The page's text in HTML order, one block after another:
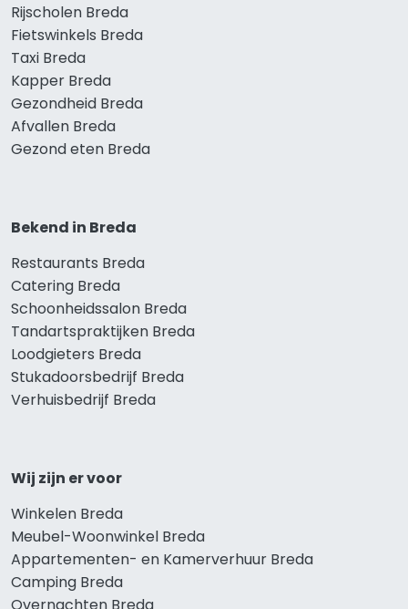
Rijscholen Breda
Fietswinkels Breda
Taxi Breda
Kapper Breda
Gezondheid Breda
Afvallen Breda
Gezond eten Breda
Bekend in Breda
Restaurants Breda
Catering Breda
Schoonheidssalon Breda
Tandartspraktijken Breda
Loodgieters Breda
Stukadoorsbedrijf Breda
Verhuisbedrijf Breda
Wij zijn er voor
Winkelen Breda
Meubel-Woonwinkel Breda
Appartementen- en Kamerverhuur Breda
Camping Breda